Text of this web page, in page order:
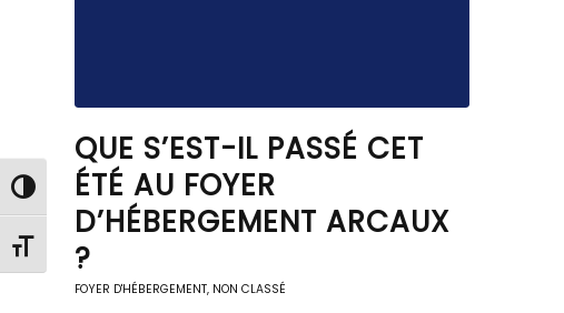
Passer en contraste élevé
Changer la taille de la police
QUE S’EST-IL PASSÉ CET
ÉTÉ AU FOYER
D’HÉBERGEMENT ARCAUX
?
FOYER D'HÉBERGEMENT, NON CLASSÉ